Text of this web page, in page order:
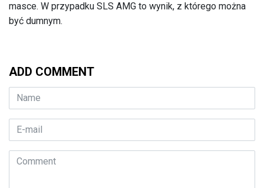
masce. W przypadku SLS AMG to wynik, z którego można
być dumnym.
ADD COMMENT